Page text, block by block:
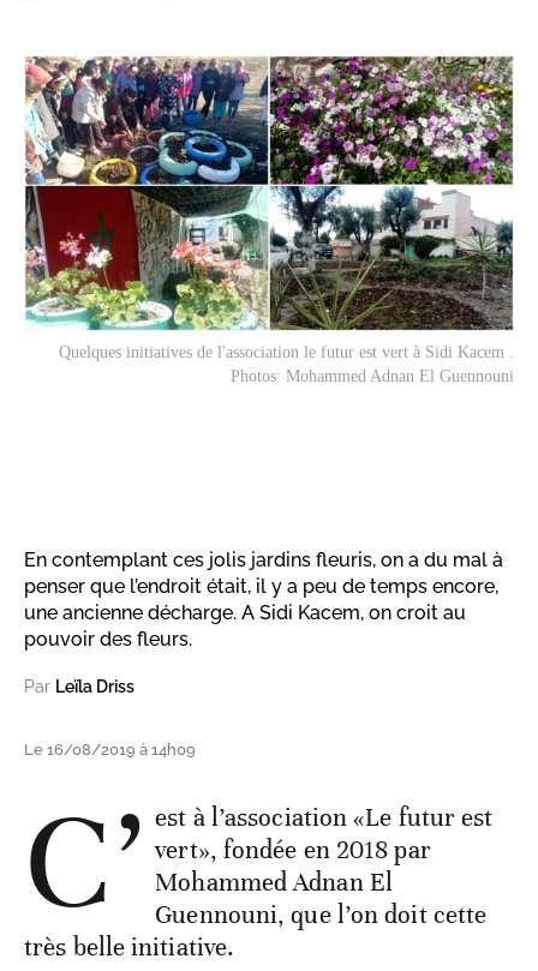
Quelques initiatives de l'association le futur est vert à Sidi Kacem .
Photos: Mohammed Adnan El Guennouni
En contemplant ces jolis jardins fleuris, on a du mal à
penser que l’endroit était, il y a peu de temps encore,
une ancienne décharge. A Sidi Kacem, on croit au
pouvoir des fleurs.
Par Leïla Driss
Le 16/08/2019 à 14h09
C’ est à l’association «Le futur est
vert», fondée en 2018 par
Mohammed Adnan El
Guennouni, que l’on doit cette
très belle initiative.